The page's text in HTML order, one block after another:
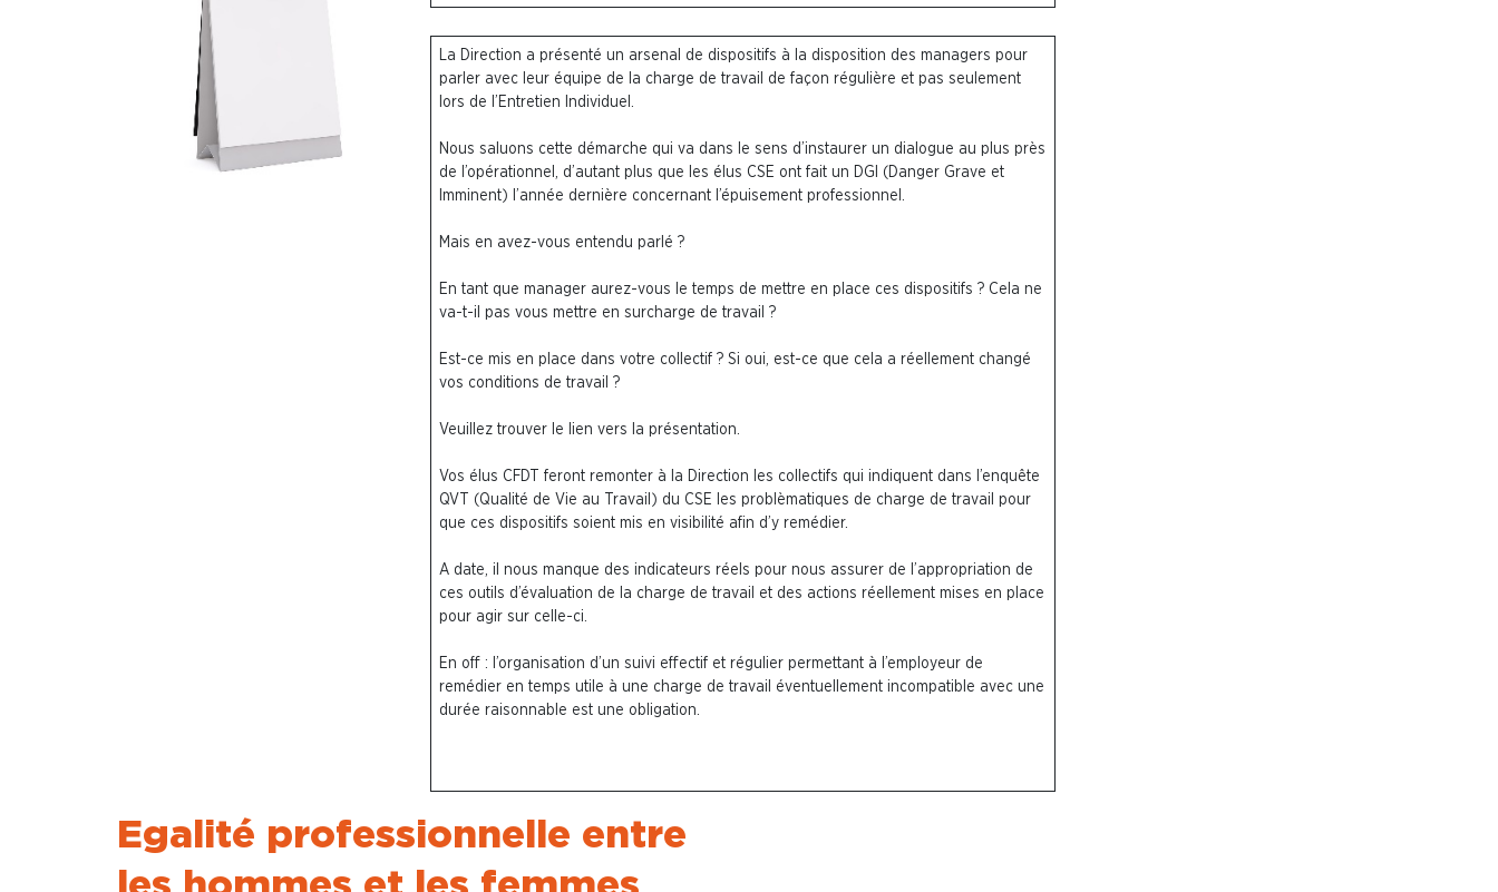
La Direction a présenté un arsenal de dispositifs à la disposition des managers pour
parler avec leur équipe de la charge de travail de façon régulière et pas seulement
lors de l’Entretien Individuel.
Nous saluons cette démarche qui va dans le sens d’instaurer un dialogue au plus près
de l’opérationnel, d’autant plus que les élus CSE ont fait un DGI (Danger Grave et
Imminent) l’année dernière concernant l’épuisement professionnel.
Mais en avez-vous entendu parlé ?
En tant que manager aurez-vous le temps de mettre en place ces dispositifs ? Cela ne
va-t-il pas vous mettre en surcharge de travail ?
Est-ce mis en place dans votre collectif ? Si oui, est-ce que cela a réellement changé
vos conditions de travail ?
Veuillez trouver le lien vers la présentation.
Vos élus CFDT feront remonter à la Direction les collectifs qui indiquent dans l’enquête
QVT (Qualité de Vie au Travail) du CSE les problèmatiques de charge de travail pour
que ces dispositifs soient mis en visibilité afin d’y remédier.
A date, il nous manque des indicateurs réels pour nous assurer de l’appropriation de
ces outils d’évaluation de la charge de travail et des actions réellement mises en place
pour agir sur celle-ci.
En off : l’organisation d’un suivi effectif et régulier permettant à l’employeur de
remédier en temps utile à une charge de travail éventuellement incompatible avec une
durée raisonnable est une obligation.
Egalité professionnelle entre
les hommes et les femmes